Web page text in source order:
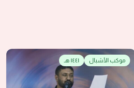
موكب الأشبال ١٤٤١ هـ